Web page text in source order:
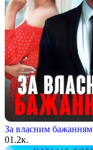
За власним бажанням
01.2к.